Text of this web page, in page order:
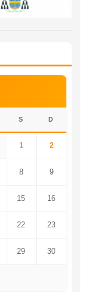
S D
1 2
8 9
15 16
22 23
29 30